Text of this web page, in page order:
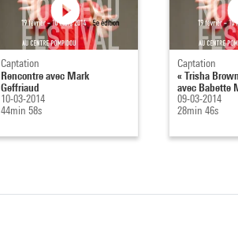
Captation
Rencontre avec Mark
Geffriaud
10-03-2014
44min 58s
Captation
« Trisha
avec Babette
09-03-2014
28min 46s